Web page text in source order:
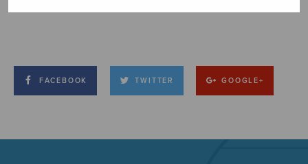
FACEBOOK TWITTER GOOGLE+